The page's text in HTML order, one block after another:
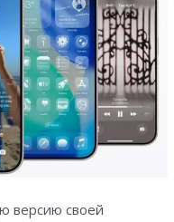
версию своей